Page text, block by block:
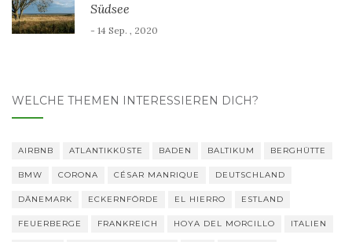
Südsee
- 14 Sep. , 2020
WELCHE THEMEN INTERESSIEREN DICH?
AIRBNB ATLANTIKKÜSTE BADEN BALTIKUM BERGHÜTTE
BMW CORONA CÉSAR MANRIQUE DEUTSCHLAND
DÄNEMARK ECKERNFÖRDE EL HIERRO ESTLAND
FEUERBERGE FRANKREICH HOYA DEL MORCILLO ITALIEN